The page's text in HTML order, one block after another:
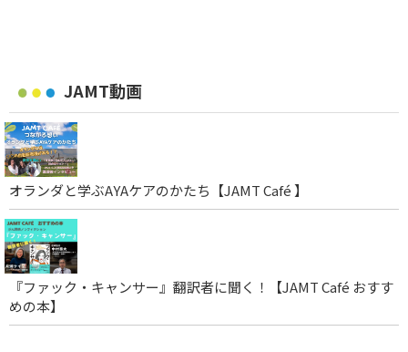
JAMT動画
オランダと学ぶAYAケアのかたち【JAMT Café 】
『ファック・キャンサー』翻訳者に聞く！【JAMT Café おすす
めの本】